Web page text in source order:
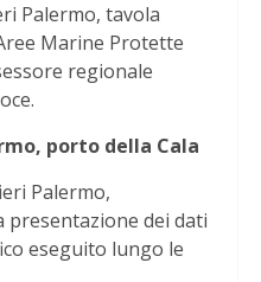
Palermo, tavola
Marine Protette
regionale
porto della Cala
Palermo,
presentazione dei dati
eseguito lungo le